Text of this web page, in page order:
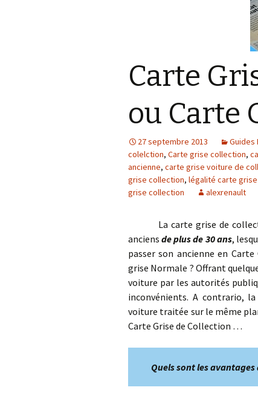
Carte
ou Carte
27 septembre 2013 Guides
colelction, Carte grise collection,
ancienne, carte grise voiture de
grise collection, légalité carte
grise collection
alexrenault
La carte grise de
anciensde plus de 30 ans,
passer son ancienne en
grise Normale ? Offrant
voiture par les autorités
inconvénients. A contrario,
voiture traitée sur le même
Carte Grise de Collection …
Quels sont les avantages